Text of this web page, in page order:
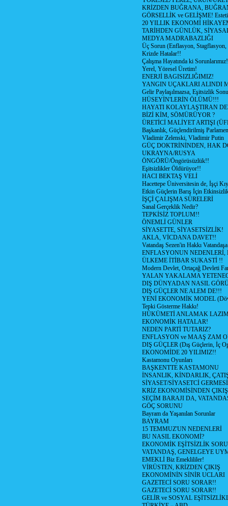
KRİZDEN BUĞRANA,
GÖRSELLİK ve GELİŞME!
20 YILLIK EKONOMİ
TARİHDEN GÜNLÜK,
MEDYA MADRABAZLIĞI
Üç Sorun (Enflasyon, Stagflasyon,
Krizde Hatalar!!
Çalışma Hayatında ki
Yerel, Yöresel Üretim!
ENERJİ BAGISIZLIĞIMIZ!
YANGIN UÇAKLARI ALINDI
Gelir Paylaşılmazsa, Eşitsizlik
HÜSEYİN'LERİN ÖLÜMÜ!!!
HAYATI KOLAYLAŞTIRAN
BİZİ KİM, SÖMÜRÜYOR ?
ÜRETİCİ MALİYET ARTIŞI
Başkanlık, Güçlendirilmiş
Vladimir Zelenski, Vladimir Putin
GÜÇ DOKTRİNİNDEN, HAK
UKRAYNA/RUSYA
ÖNGÖRÜ/Öngörüsüzlük!!
Eşitsizlikler Öldürüyor!!
HACI BEKTAŞ VELİ
Hacettepe Üniversitesin de, İşçi
Etkin Güçlerin Barış İçin
İŞÇİ ÇALIŞMA SÜRELERİ
Sanal Gerçeklik Nedir?
TEPKİSİZ TOPLUM!!
ÖNEMLİ GÜNLER
SİYASETTE, SİYASETSİZLİK!
AKLA, VİCDANA DAVET!!
Vatandaş Sezen'in Hakkı
ENFLASYONUN NEDENLERİ,
ÜLKEME İTİBAR SUKASTİ !!
Modern Devlet, Ortaçağ Devleti
YALAN YAKALAMA
DIŞ DÜNYADAN NASIL
DIŞ GÜÇLER NE ALEM DE!!!
YENİ EKONOMİK MODEL
Tepki Gösterme Hakkı!
HÜKÜMETİ ANLAMAK
EKONOMİK HATALAR!
NEDEN PARTİ TUTARIZ?
ENFLASYON ve MAAŞ ZAM
DIŞ GÜÇLER (Dış Güçlerin, İç
EKONOMİDE 20 YILIMIZ!!
Kastamonu Oyunları
BAŞKENTTE KASTAMONU
İNSANLIK, KİNDARLIK,
SİYASET/SİYASETCİ
KRİZ EKONOMİSİNDEN ÇIKIŞ
SEÇİM BARAJI DA,
GÖÇ SORUNU
Bayram da Yaşanılan Sorunlar
BAYRAM
15 TEMMUZ'UN NEDENLERİ
BU NASIL EKONOMİ?
EKONOMİK EŞİTSİZLİK
VATANDAŞ, GENELGEYE
EMEKLİ Biz Emeklililer!
VİRÜSTEN, KRİZDEN ÇIKIŞ
EKONOMİNİN SİNİR UCLARI
GAZETECİ SORU SORAR!!
GAZETECİ SORU SORAR!!
GELİR ve SOSYAL